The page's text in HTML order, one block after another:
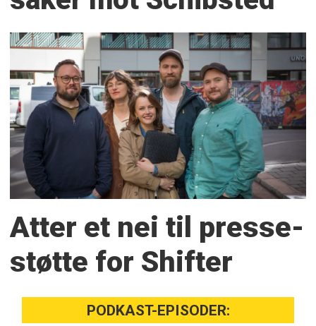
Atter et nei til presse­
støtte for Shifter
PODKAST-EPISODER: